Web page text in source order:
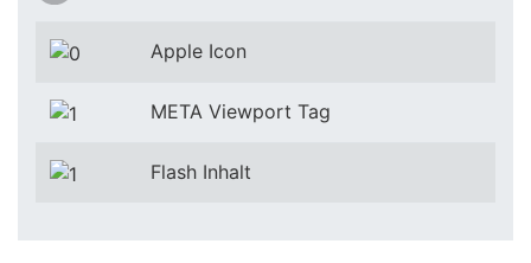
Apple Icon
META Viewport Tag
Flash Inhalt